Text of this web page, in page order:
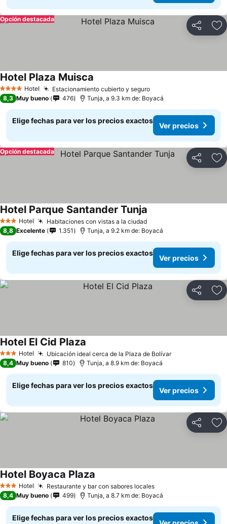
Compartir
Opción destacada
4 EstrellasHotel Estacionamiento cubierto y seguro
Hotel Plaza Muisca
8,3 Muy bueno 476 Tunja, a 9.3 km de: Boyacá
Elige fechas para ver los precios exactos
Ver precios
Compartir
Opción destacada
3 Estrellas
Hotel Habitaciones con vistas a la ciudad
Hotel Parque Santander Tunja
8,8 Excelente 1.351 Tunja, a 9.2 km de: Boyacá
Elige fechas para ver los precios exactos
Ver precios
Compartir
3 Estrellas
Hotel Ubicación ideal cerca de la Plaza de Bolívar
Hotel El Cid Plaza
8,4 Muy bueno 810 Tunja, a 8.9 km de: Boyacá
Elige fechas para ver los precios exactos
Ver precios
Compartir
3 Estrellas
Hotel Restaurante y bar con sabores locales
Hotel Boyaca Plaza
8,4 Muy bueno 499 Tunja, a 8.7 km de: Boyacá
Elige fechas para ver los precios exactos